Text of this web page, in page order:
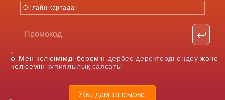
Онлайн картадан
Мен келісімімді беремін дербес деректерді өңдеу және
келісемін құпиялылық саясаты
Жылдам тапсырыс